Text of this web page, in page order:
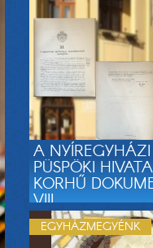
A
PÜSPÖKI
KORHŰ
VIII.
EGYHÁZMEGYÉNK